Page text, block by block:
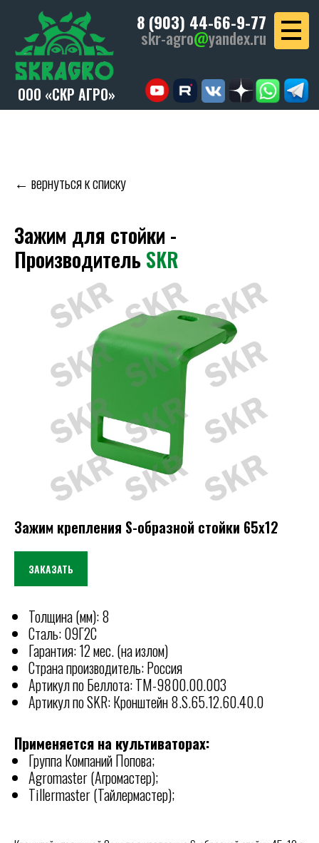
8 (903) 44-66-9-77
skr-agro@ yandex.ru
ООО «СКР АГРО»
← вернуться к списку
Зажим для стойки -
ПроизводительSKR
Зажим крепления S-образной стойки 65х12
ЗАКАЗАТЬ
Толщина (мм): 8
Сталь: 09Г2С
Гарантия: 12 мес. (на излом)
Страна производитель: Россия
Артикул по Беллота: ТМ-9800.00.003
Артикул по SKR: Кронштейн 8.S.65.12.60.40.0
Применяется на культиваторах:
Группа Компаний Попова;
Agromaster (Агромастер);
Tillermaster (Тайлермастер);
Адрес офиса:
ООО "СКР АГРО"
355040, Ставропольский край, г.
Ставрополь, ул. Пирогова, 80А.
КОНТАКТЫ
skr-agro@yandex.ru